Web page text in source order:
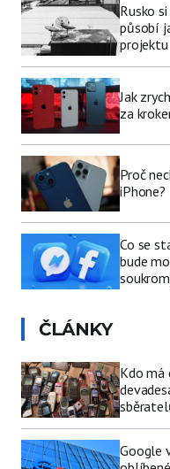
Rusko
působí
projektu
Jak
za
Proč
iPhone?
Co se
bude
ČLÁNKY
Kdo má
Google